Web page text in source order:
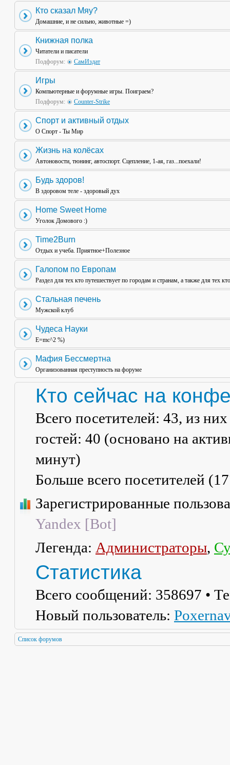
Кто сказал Мяу?
Домашние, и не сильно, животные =)
Книжная полка
Читатели и писатели
Подфорум:
СамИздат
Игры
Компьютерные и форумные игры. Поиграем?
Подфорум:
Counter-Strike
Спорт и активный отдых
О Спорт - Ты Мир
Жизнь на колёсах
Автоновости, тюнинг, автоспорт. Сцепление, 1-ая, газ...поехали!
Будь здоров!
В здоровом теле - здоровый дух
Home Sweet Home
Уголок Домового :)
Time2Burn
Отдых и учеба. Приятное+Полезное
Галопом по Европам
Раздел для тех кто путешествует по городам и странам, а также для тех
Стальная печень
Мужской клуб
Чудеса Науки
E=mc^2 %)
Мафия Бессмертна
Организованная преступность на форуме
Кто сейчас на
Всего посетителей: 43, из
гостей: 40 (основано на
минут)
Больше всего посетителей (
Зарегистрированные
Yandex [Bot]
Легенда: Администраторы,
Статистика
Всего сообщений: 358697 •
Новый пользователь:
Список форумов